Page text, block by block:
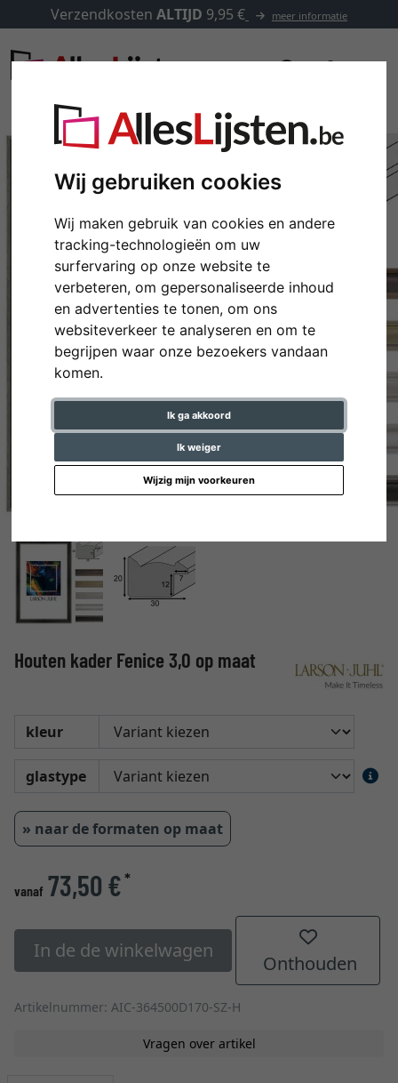
Wij gebruiken cookies
Wij maken gebruik van cookies en andere
tracking-technologieën om uw
surfervaring op onze website te
verbeteren, om gepersonaliseerde inhoud
en advertenties te tonen, om ons
websiteverkeer te analyseren en om te
begrijpen waar onze bezoekers vandaan
komen.
Ik ga akkoord
Ik weiger
Wijzig mijn voorkeuren
Verzendkosten ALTIJD 9,95 € meer informatie
Terug
Houten kader Fenice 3,0 op maat
kleur
glastype
» naar de formaten op maat
vanaf 73,50 €*
In de de winkelwagen
Onthouden
Artikelnummer: AIC-364500D170-SZ-H
Vragen over artikel